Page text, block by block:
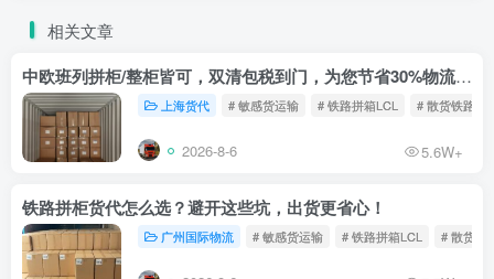
相关文章
中欧班列拼柜/整柜皆可，双清包税到门，为您节省30%物流成本！
上海货代 # 敏感货运输 # 铁路拼箱LCL # 散货铁路
2026-8-6 5.6W+
铁路拼柜货代怎么选？避开这些坑，出货更省心！
广州国际物流 # 敏感货运输 # 铁路拼箱LCL # 散货铁